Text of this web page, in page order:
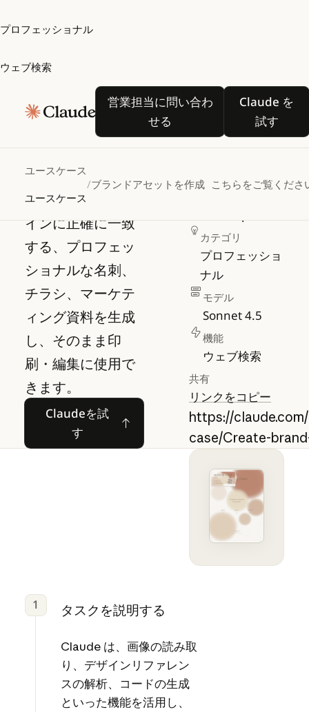
プロフェッショナル
ウェブ検索
営業担当に問い合わ
せる
営業担当に問い合わせる
Claude を
試す
Claude
ユースケース
ユースケース
/ブランドアセットを作成 こちらをご覧くださ
ブランド
アセット
を作成
ブランドガイドラ
インに正確に一致
する、プロフェッ
ショナルな名刺、
チラシ、マーケテ
ィング資料を生成
し、そのまま印
刷・編集に使用で
きます。
Claudeを試
す
Claudeを試す
カテゴリ
プロフェッショ
ナル
モデル
Sonnet 4.5
機能
ウェブ検索
共有
リンクをコピー
https://
case/Create-
1 タスクを説明する
Claude は、画像の読み取
り、デザインリファレン
スの解析、コードの生成
といった機能を活用し、